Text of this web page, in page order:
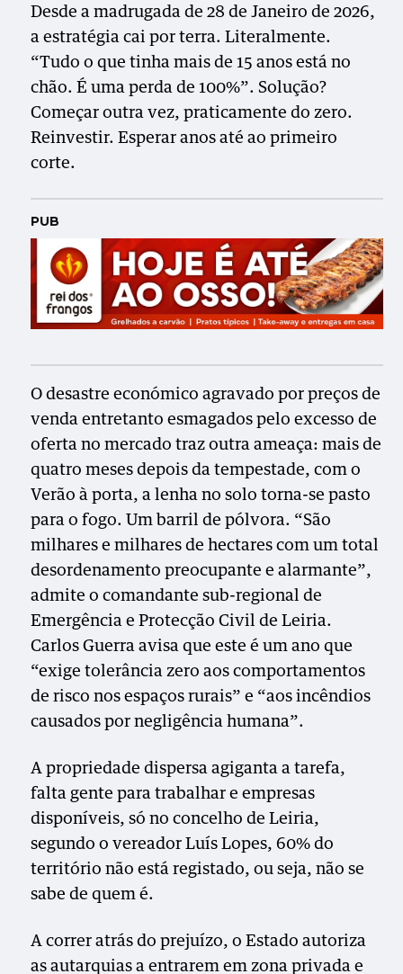
Desde a madrugada de 28 de Janeiro de 2026,
a estratégia cai por terra. Literalmente.
“Tudo o que tinha mais de 15 anos está no
chão. É uma perda de 100%”. Solução?
Começar outra vez, praticamente do zero.
Reinvestir. Esperar anos até ao primeiro
corte.
PUB
O desastre económico agravado por preços de
venda entretanto esmagados pelo excesso de
oferta no mercado traz outra ameaça: mais de
quatro meses depois da tempestade, com o
Verão à porta, a lenha no solo torna-se pasto
para o fogo. Um barril de pólvora. “São
milhares e milhares de hectares com um total
desordenamento preocupante e alarmante”,
admite o comandante sub-regional de
Emergência e Protecção Civil de Leiria.
Carlos Guerra avisa que este é um ano que
“exige tolerância zero aos comportamentos
de risco nos espaços rurais” e “aos incêndios
causados por negligência humana”.
A propriedade dispersa agiganta a tarefa,
falta gente para trabalhar e empresas
disponíveis, só no concelho de Leiria,
segundo o vereador Luís Lopes, 60% do
território não está registado, ou seja, não se
sabe de quem é.
A correr atrás do prejuízo, o Estado autoriza
as autarquias a entrarem em zona privada e